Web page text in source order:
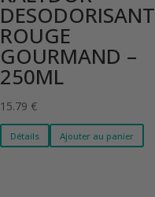
DESODORISANT
ROUGE
GOURMAND –
250ML
15.79 €
Détails Ajouter au panier